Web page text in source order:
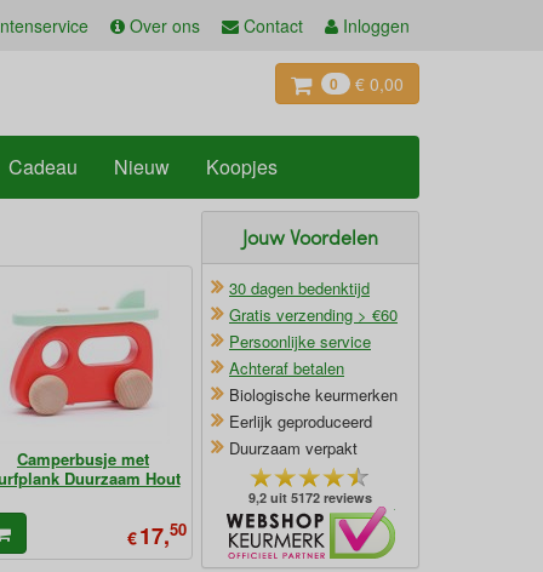
Over ons Contact Inloggen
0 € 0,00
Cadeau Nieuw Koopjes
Camperbusje met
Duurzaam Hout
€17,50
Jouw Voordelen
30 dagen bedenktijd
Gratis verzending > €60
Persoonlijke service
Achteraf betalen
Biologische keurmerken
Eerlijk geproduceerd
Duurzaam verpakt
9,2 uit 5172 reviews